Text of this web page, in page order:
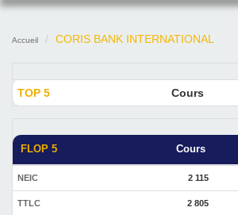
Accueil CORIS BANK INTERNATIONAL
TOP 5 Cours
FLOP 5 Cours
NEIC 2 115
TTLC 2 805